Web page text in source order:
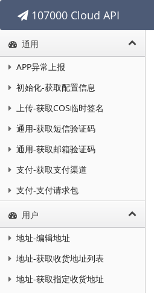
107000 Cloud API
通用
APP异常上报
初始化-获取配置信息
上传-获取COS临时签名
通用-获取短信验证码
通用-获取邮箱验证码
支付-获取支付渠道
支付-支付请求包
用户
地址-编辑地址
地址-获取收货地址列表
地址-获取指定收货地址